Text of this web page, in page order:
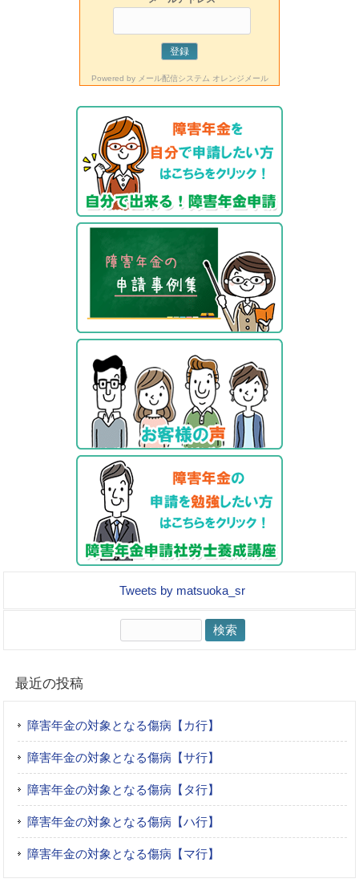
Powered by メール配信システム オレンジメール
Tweets by matsuoka_sr
最近の投稿
障害年金の対象となる傷病【カ行】
障害年金の対象となる傷病【サ行】
障害年金の対象となる傷病【タ行】
障害年金の対象となる傷病【ハ行】
障害年金の対象となる傷病【マ行】